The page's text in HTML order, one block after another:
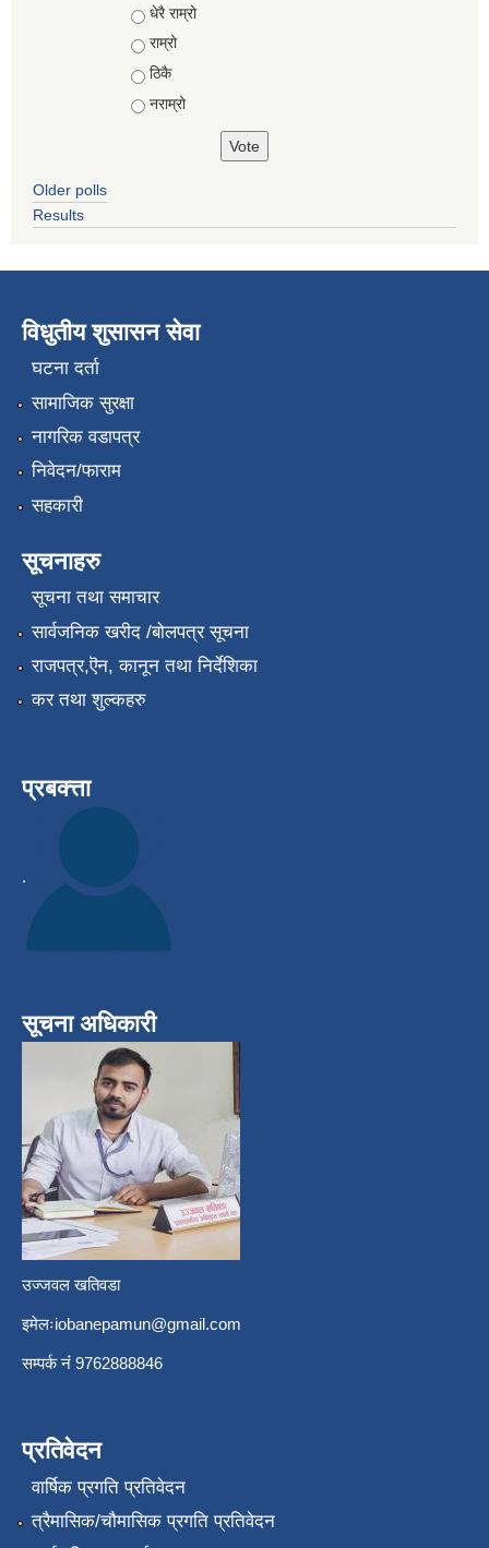
Choices
धेरै राम्रो
राम्रो
ठिकै
नराम्रो
Older polls
Results
विधुतीय शुसासन सेवा
घटना दर्ता
सामाजिक सुरक्षा
नागरिक वडापत्र
निवेदन/फाराम
सहकारी
सूचनाहरु
सूचना तथा समाचार
सार्वजनिक खरीद /बोलपत्र सूचना
राजपत्र,ऎन, कानून तथा निर्देशिका
कर तथा शुल्कहरु
प्रबक्त्ता
.
सूचना अधिकारी
उज्जवल खतिवडा
इमेलःiobanepamun@gmail.com
सम्पर्क नंं 9762888846
प्रतिवेदन
वार्षिक प्रगति प्रतिवेदन
त्रैमासिक/चौमासिक प्रगति प्रतिवेदन